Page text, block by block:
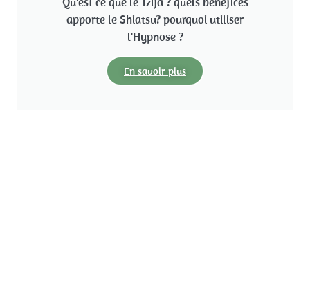
apporte le Shiatsu? pourquoi utiliser
l'Hypnose ?
En savoir plus